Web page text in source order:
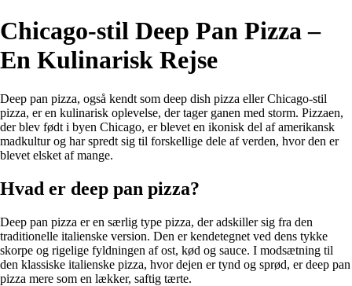
Chicago-stil Deep Pan Pizza –
En Kulinarisk Rejse
Deep pan pizza, også kendt som deep dish pizza eller Chicago-stil
pizza, er en kulinarisk oplevelse, der tager ganen med storm. Pizzaen,
der blev født i byen Chicago, er blevet en ikonisk del af amerikansk
madkultur og har spredt sig til forskellige dele af verden, hvor den er
blevet elsket af mange.
Hvad er deep pan pizza?
Deep pan pizza er en særlig type pizza, der adskiller sig fra den
traditionelle italienske version. Den er kendetegnet ved dens tykke
skorpe og rigelige fyldningen af ost, kød og sauce. I modsætning til
den klassiske italienske pizza, hvor dejen er tynd og sprød, er deep pan
pizza mere som en lækker, saftig tærte.